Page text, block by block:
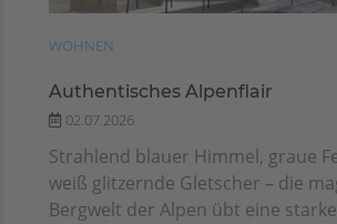
WOHNEN
Authentisches Alpenflair
02.07.2026
Strahlend blauer Himmel, graue
weiß glitzernde Gletscher – die
Bergwelt der Alpen übt eine